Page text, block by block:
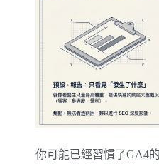
你可能已經習慣了GA4